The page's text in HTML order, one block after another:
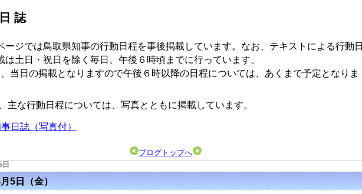
誌
ジでは鳥取県知事の行動日程を事後掲載しています。なお、テキストによる行動日
は土日・祝日を除く毎日、午後６時頃までに行っています。
当日の掲載となりますので午後６時以降の日程については、あくまで予定となりま
主な行動日程については、写真とともに掲載しています。
日誌（写真付）
ブログトップへ
5日（金）